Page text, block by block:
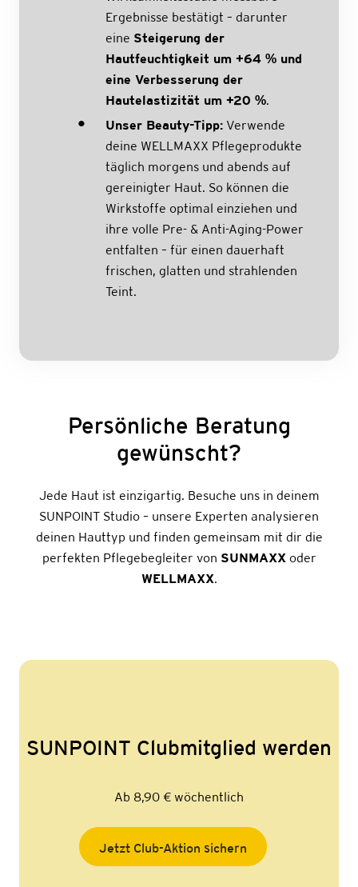
Ergebnisse bestätigt – darunter
eine Steigerung der
Hautfeuchtigkeit um +64 % und
eine Verbesserung der
Hautelastizität um +20 %.
Unser Beauty-Tipp: Verwende
deine WELLMAXX Pflegeprodukte
täglich morgens und abends auf
gereinigter Haut. So können die
Wirkstoffe optimal einziehen und
ihre volle Pre- & Anti-Aging-Power
entfalten – für einen dauerhaft
frischen, glatten und strahlenden
Teint.
Persönliche Beratung
gewünscht?
Jede Haut ist einzigartig. Besuche uns in deinem
SUNPOINT Studio – unsere Experten analysieren
deinen Hauttyp und finden gemeinsam mit dir die
perfekten Pflegebegleiter von SUNMAXXoder
WELLMAXX.
SUNPOINT Clubmitglied werden
Ab 8,90 € wöchentlich
Jetzt Club-Aktion sichern